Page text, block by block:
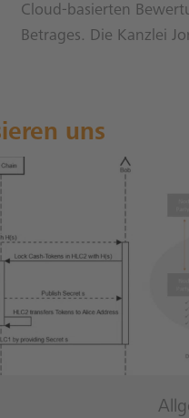
Cloud-basierten
Betrages. Die Kanzlei
uns